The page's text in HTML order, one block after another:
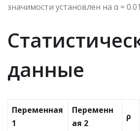
значимости установлен на α =
данные
Переменная
1
Переменн
ая 2
ρ